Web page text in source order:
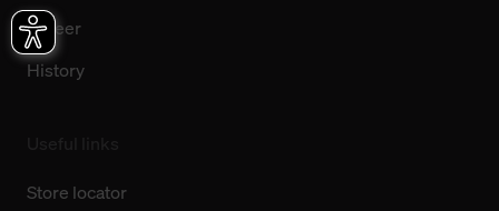
Career
History
Store locator